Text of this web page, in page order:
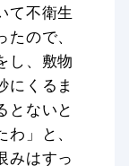
て不衛生
ので、
し、敷物
にくるま
とないと
」と、
みはすっ